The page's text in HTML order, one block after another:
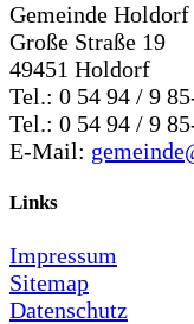
Gemeinde
Große Straße 19
49451 Holdorf
Tel.: 0 54 94 / 9
Tel.: 0 54 94 / 9
E-Mail:
Links
Impressum
Sitemap
Datenschutz